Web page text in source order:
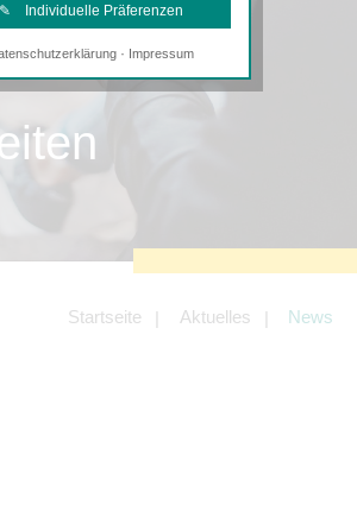
Startseite Aktuelles News
✎ Individuelle Präferenzen
Cookies
Cookies sind erforderlich, um die
Tracking- und Targeting-Cookies
Angebotes einschließlich der
Angeboten von z.B. Facebook und
· Impressum